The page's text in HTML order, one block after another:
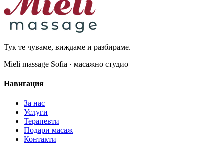
Тук те чуваме, виждаме и разбираме.
Mieli massage Sofia · масажно студио
Навигация
За нас
Услуги
Терапевти
Подари масаж
Контакти